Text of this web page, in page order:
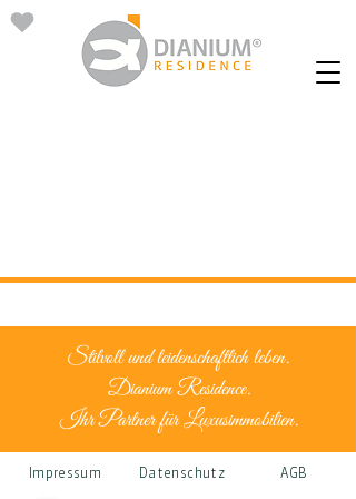
Impressum Datenschutz AGB
Stilvoll und leidenschaftlich leben.
Dianium Residence.
Ihr Partner für Luxusimmobilien.